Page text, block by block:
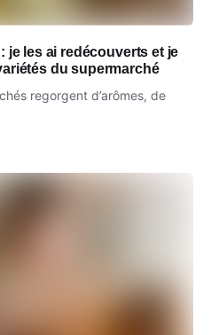
je les ai redécouverts et je
du supermarché
regorgent d’arômes, de